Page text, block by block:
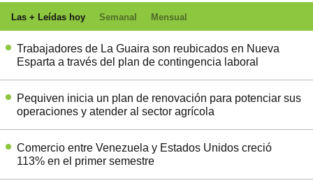
Las + Leídas hoy Semanal Mensual
Trabajadores de La Guaira son reubicados en Nueva
Esparta a través del plan de contingencia laboral
Pequiven inicia un plan de renovación para potenciar sus
operaciones y atender al sector agrícola
Comercio entre Venezuela y Estados Unidos creció
113% en el primer semestre